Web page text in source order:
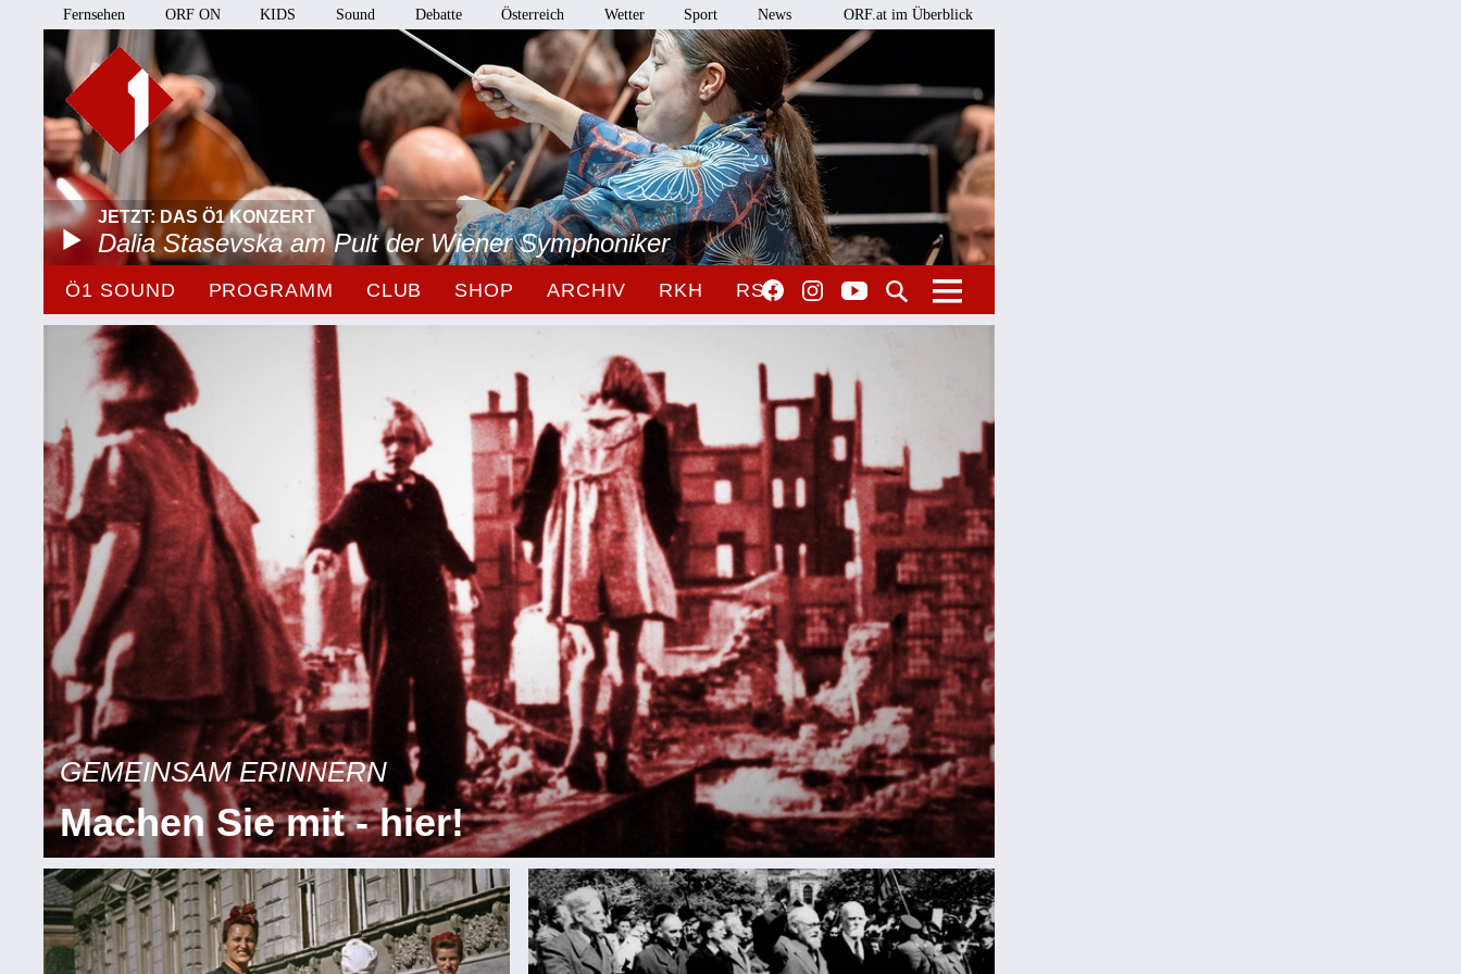
Fernsehen ORF ON KIDS Sound Debatte Österreich Wetter Sport News ORF.at im Überblick
JETZT: DAS Ö1 KONZERT
Dalia Stasevska am Pult der Wiener Symphoniker
Ö1 SOUND PROGRAMM CLUB SHOP ARCHIV RKH RSO
GEMEINSAM ERINNERN
Machen Sie mit - hier!